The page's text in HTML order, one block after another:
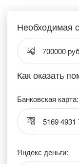
Необходимая
700000
Как оказать
Банковская карта:
5169 4931
Яндекс деньги: